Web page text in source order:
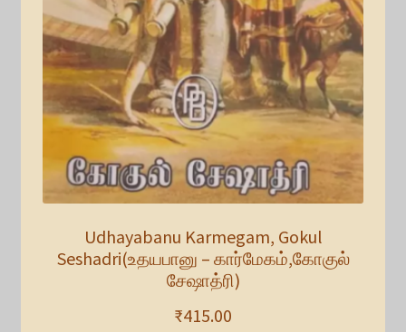
Udhayabanu Karmegam, Gokul
Seshadri(உதயபானு – கார்மேகம்,கோகுல்
சேஷாத்ரி)
₹415.00